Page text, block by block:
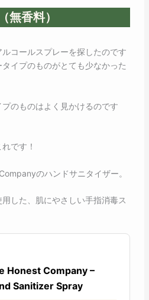
無香料）
コールスプレーを探したのです
イプのものがとても少なかった
のものはよく見かけるのです
です！
のハンドサニタイザー。
した、肌にやさしい手指消毒ス
Honest Company –
Sanitizer Spray